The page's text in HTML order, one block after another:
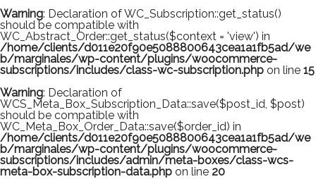
Warning: Declaration of WC_Subscription::get_status()
should be compatible with
WC_Abstract_Order::get_status($context = 'view') in
/home/clients/d011e20f90e5088800643cea1a1fb5ad/we
b/marginales/wp-content/plugins/woocommerce-
subscriptions/includes/class-wc-subscription.php on line 15
Warning: Declaration of
WCS_Meta_Box_Subscription_Data::save($post_id, $post)
should be compatible with
WC_Meta_Box_Order_Data::save($order_id) in
/home/clients/d011e20f90e5088800643cea1a1fb5ad/we
b/marginales/wp-content/plugins/woocommerce-
subscriptions/includes/admin/meta-boxes/class-wcs-
meta-box-subscription-data.php on line 20